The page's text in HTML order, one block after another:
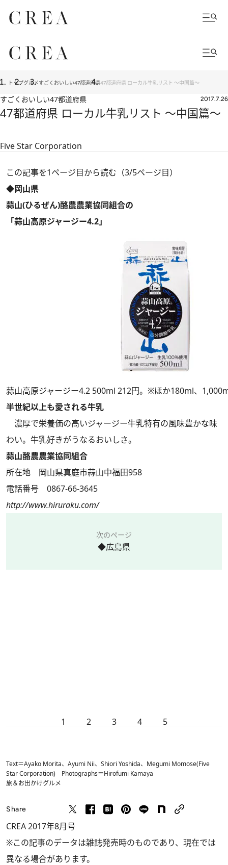
トップグルメすごくおいしい47都道府県47都道府県 ローカル牛乳リスト ～中国篇～
すごくおいしい47都道府県 2017.7.26
47都道府県 ローカル牛乳リスト ～中国篇～
Five Star Corporation
この記事を1ページ目から読む（3/5ページ目）
◆岡山県
蒜山(ひるぜん)酪農農業協同組合の
「蒜山高原ジャージー4.2」
蒜山高原ジャージー4.2 500ml 212円。※ほか180ml、
半世紀以上も愛される牛乳
濃厚で栄養価の高いジャージー牛乳特有の風味豊かな味
わい。牛乳好きがうなるおいしさ。
蒜山酪農農業協同組合
所在地 岡山県真庭市蒜山中福田958
電話番号 0867-66-3645
http://www.hiruraku.com/
次のページ
◆広島県
1 2 3 4 5
Text＝Ayako Morita、Ayumi Nii、Shiori Yoshida、Megumi Momose(Five
Star Corporation) Photographs＝Hirofumi Kamaya
旅＆お出かけグルメ
Share
CREA 2017年8月号
※この記事のデータは雑誌発売時のものであり、現在では
異なる場合があります。